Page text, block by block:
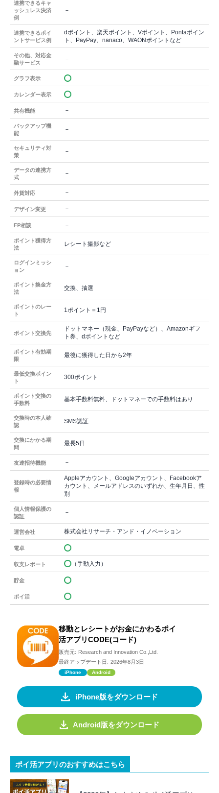
連携できるキャ
ッシュレス決済
例
－
連携できるポイ
ントサービス例
dポイント、楽天ポイント、Vポイント、Pontaポイン
ト、PayPay、nanaco、WAONポイントなど
その他、対応金
融サービス
－
グラフ表示
カレンダー表示
共有機能 －
バックアップ機
能
－
セキュリティ対
策
－
データの連携方
式
－
外貨対応 －
デザイン変更 －
FP相談 －
ポイント獲得方
法
レシート撮影など
ログインミッシ
ョン
－
ポイント換金方
法
交換、抽選
ポイントのレー
ト
1ポイント＝1円
ポイント交換先
ドットマネー（現金、PayPayなど）、Amazonギフ
ト券、dポイントなど
ポイント有効期
限
最後に獲得した日から2年
最低交換ポイン
ト
300ポイント
ポイント交換の
手数料
基本手数料無料、ドットマネーでの手数料はあり
交換時の本人確
認
SMS認証
交換にかかる期
間
最長5日
友達招待機能 －
登録時の必要情
報
Appleアカウント、Googleアカウント、Facebookア
カウント、メールアドレスのいずれか、生年月日、性
別
個人情報保護の
認証
－
運営会社 株式会社リサーチ・アンド・イノベーション
電卓
収支レポート （手動入力）
貯金
ポイ活
移動とレシートがお金にかわるポイ
活アプリCODE(コード)
販売元: Research and Innovation Co.,Ltd.
最終アップデート日: 2026年8月3日
iPhone Android
iPhone版をダウンロード
Android版をダウンロード
ポイ活アプリのおすすめはこちら